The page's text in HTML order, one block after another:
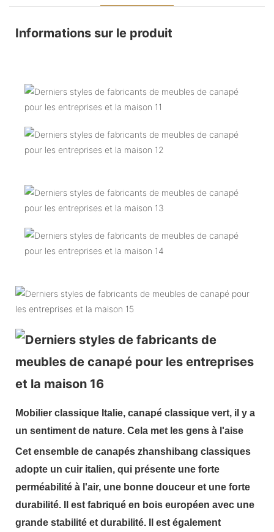
Informations sur le produit
Mobilier classique Italie, canapé classique vert, il y a
un sentiment de nature. Cela met les gens à l'aise
Cet ensemble de canapés zhanshibang classiques
adopte un cuir italien, qui présente une forte
perméabilité à l'air, une bonne douceur et une forte
durabilité. Il est fabriqué en bois européen avec une
grande stabilité et durabilité. Il est également